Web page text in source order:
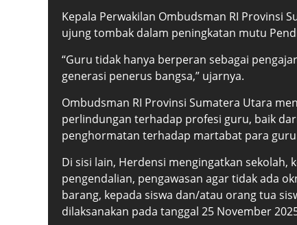
Kepala Perwakilan Ombudsman RI Provinsi
ujung tombak dalam peningkatan mutu
“Guru tidak hanya berperan sebagai
generasi penerus bangsa,” ujarnya.
Ombudsman RI Provinsi Sumatera Utara
perlindungan terhadap profesi guru, baik
penghormatan terhadap martabat para
Di sisi lain, Herdensi mengingatkan
pengendalian, pengawasan agar tidak ada
barang, kepada siswa dan/atau orang tua
dilaksanakan pada tanggal 25 November